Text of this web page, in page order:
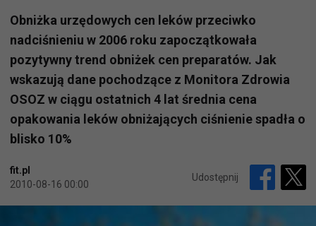
Obniżka urzędowych cen leków przeciwko
nadciśnieniu w 2006 roku zapoczątkowała
pozytywny trend obniżek cen preparatów. Jak
wskazują dane pochodzące z Monitora Zdrowia
OSOZ w ciągu ostatnich 4 lat średnia cena
opakowania leków obniżających ciśnienie spadła o
blisko 10%
fit.pl
2010-08-16 00:00
Udostępnij